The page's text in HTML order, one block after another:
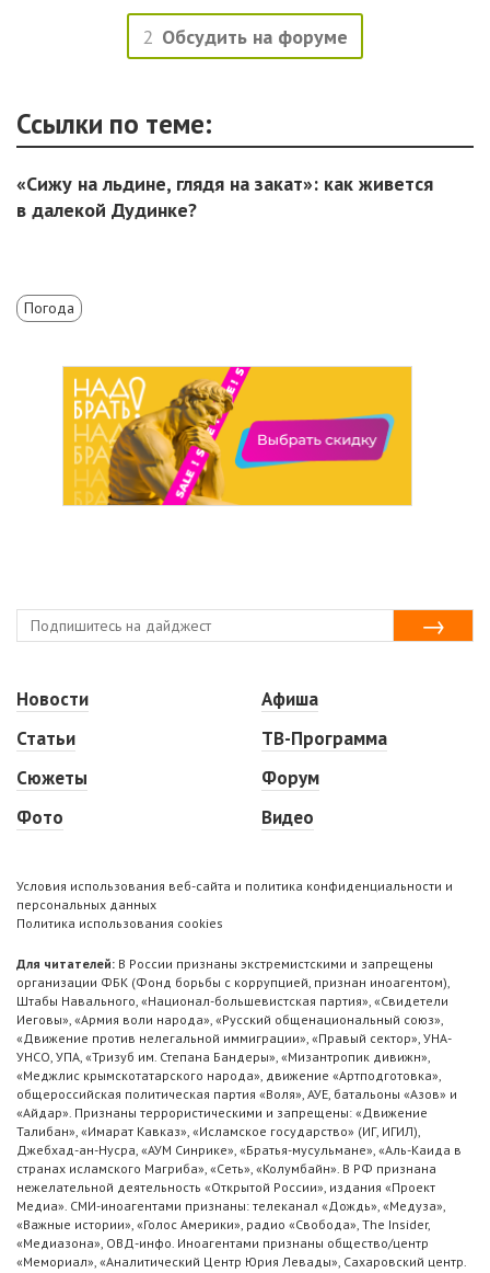
2 Обсудить на форуме
Ссылки по теме:
«Сижу на льдине, глядя на закат»: как живется
в далекой Дудинке?
Погода
Новости
Статьи
Сюжеты
Фото
Афиша
ТВ-Программа
Форум
Видео
Условия использования веб-сайта и политика конфиденциальности и
персональных данных
Политика использования cookies
Для читателей: В России признаны экстремистскими и запрещены
организации ФБК (Фонд борьбы с коррупцией, признан иноагентом),
Штабы Навального, «Национал-большевистская партия», «Свидетели
Иеговы», «Армия воли народа», «Русский общенациональный союз»,
«Движение против нелегальной иммиграции», «Правый сектор», УНА-
УНСО, УПА, «Тризуб им. Степана Бандеры», «Мизантропик дивижн»,
«Меджлис крымскотатарского народа», движение «Артподготовка»,
общероссийская политическая партия «Воля», АУЕ, батальоны «Азов» и
«Айдар». Признаны террористическими и запрещены: «Движение
Талибан», «Имарат Кавказ», «Исламское государство» (ИГ, ИГИЛ),
Джебхад-ан-Нусра, «АУМ Синрике», «Братья-мусульмане», «Аль-Каида в
странах исламского Магриба», «Сеть», «Колумбайн». В РФ признана
нежелательной деятельность «Открытой России», издания «Проект
Медиа». СМИ-иноагентами признаны: телеканал «Дождь», «Медуза»,
«Важные истории», «Голос Америки», радио «Свобода», The Insider,
«Медиазона», ОВД-инфо. Иноагентами признаны общество/центр
«Мемориал», «Аналитический Центр Юрия Левады», Сахаровский центр.